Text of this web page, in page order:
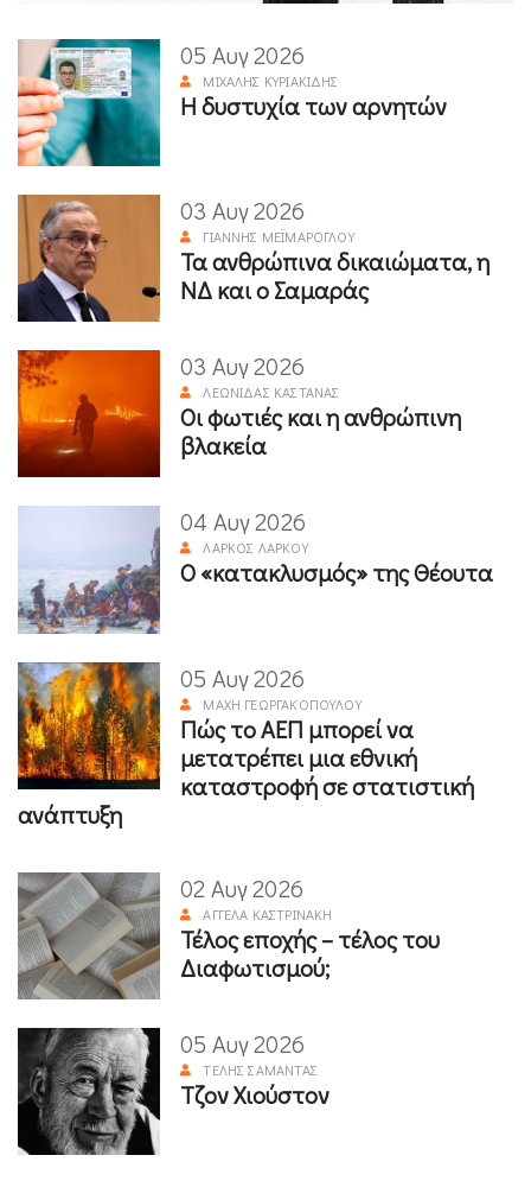
05 Αυγ 2026
ΜΙΧΆΛΗΣ ΚΥΡΙΑΚΊΔΗΣ
Η δυστυχία των αρνητών
03 Αυγ 2026
ΓΙΆΝΝΗΣ ΜΕΪΜΆΡΟΓΛΟΥ
Τα ανθρώπινα δικαιώματα, η
ΝΔ και ο Σαμαράς
03 Αυγ 2026
ΛΕΩΝΊΔΑΣ ΚΑΣΤΑΝΆΣ
Οι φωτιές και η ανθρώπινη
βλακεία
04 Αυγ 2026
ΛΆΡΚΟΣ ΛΆΡΚΟΥ
Ο «κατακλυσμός» της Θέουτα
05 Αυγ 2026
ΜΆΧΗ ΓΕΩΡΓΑΚΟΠΟΎΛΟΥ
Πώς το ΑΕΠ μπορεί να
μετατρέπει μια εθνική
καταστροφή σε στατιστική
ανάπτυξη
02 Αυγ 2026
ΑΓΓΈΛΑ ΚΑΣΤΡΙΝΆΚΗ
Τέλος εποχής – τέλος του
Διαφωτισμού;
05 Αυγ 2026
ΤΈΛΗΣ ΣΑΜΑΝΤΆΣ
Τζον Χιούστον